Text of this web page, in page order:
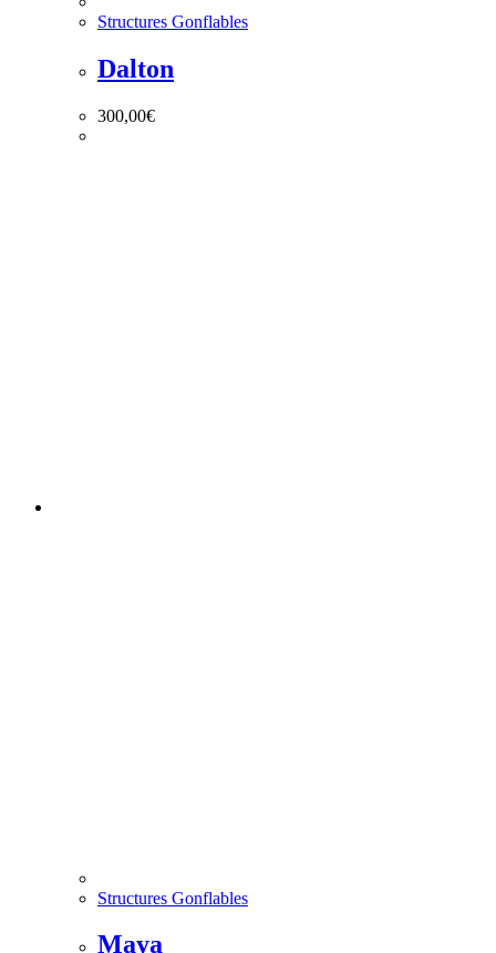
Structures Gonflables
Dalton
300,00€
Structures Gonflables
Maya